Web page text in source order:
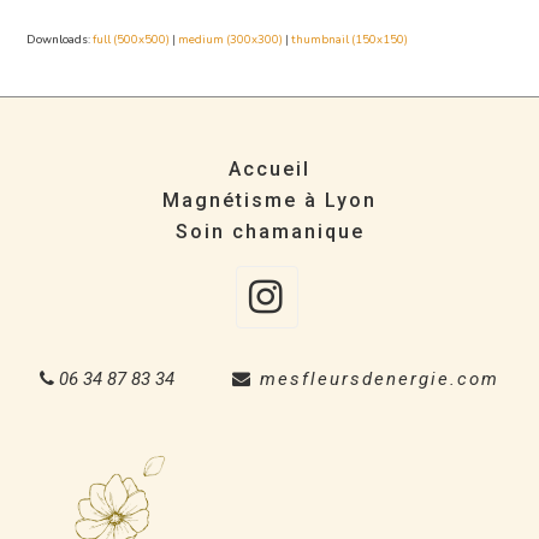
Downloads:full (500x500) | medium (300x300) |thumbnail (150x150)
Accueil
Magnétisme à Lyon
Soin chamanique
06 34 87 83 34 mesfleursdenergie.com